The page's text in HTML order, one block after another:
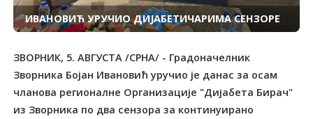
ИВАНОВИЋ УРУЧИО ДИЈАБЕТИЧАРИМА СЕНЗОРЕ
ЗВОРНИК, 5. АВГУСТА /СРНА/ - Градоначелник
Зворника Бојан Ивановић уручио је данас за осам
чланова регионалне Организације "Дијабета Бирач"
из Зворника по два сензора за континуирано